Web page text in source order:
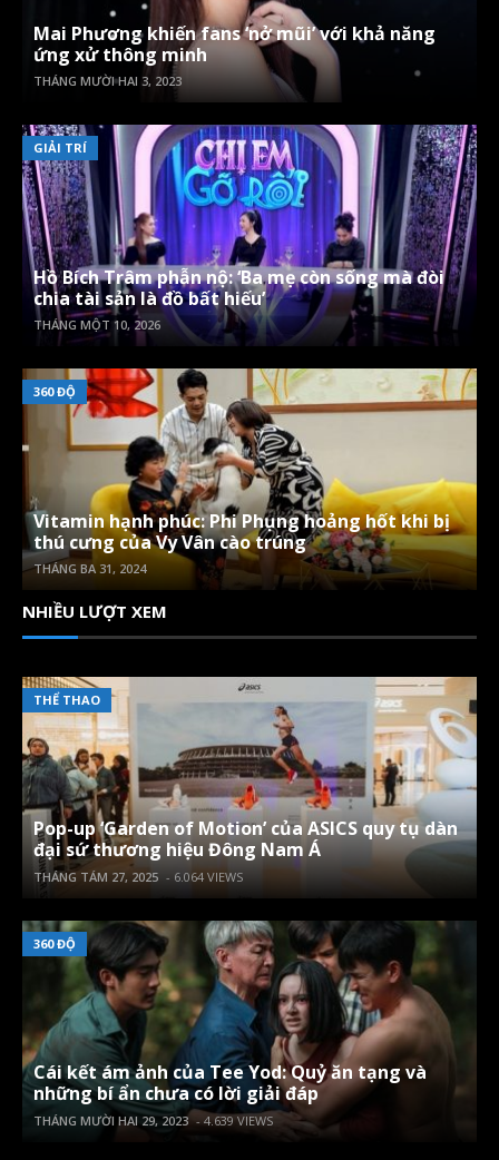
Mai Phương khiến fans ‘nở mũi’ với khả năng
ứng xử thông minh
THÁNG MƯỜI HAI 3, 2023
GIẢI TRÍ
Hồ Bích Trâm phẫn nộ: ‘Ba mẹ còn sống mà đòi
chia tài sản là đồ bất hiếu’
THÁNG MỘT 10, 2026
360 ĐỘ
Vitamin hạnh phúc: Phi Phụng hoảng hốt khi bị
thú cưng của Vy Vân cào trúng
THÁNG BA 31, 2024
NHIỀU LƯỢT XEM
THỂ THAO
Pop-up ‘Garden of Motion’ của ASICS quy tụ dàn
đại sứ thương hiệu Đông Nam Á
THÁNG TÁM 27, 2025 - 6.064 VIEWS
360 ĐỘ
Cái kết ám ảnh của Tee Yod: Quỷ ăn tạng và
những bí ẩn chưa có lời giải đáp
THÁNG MƯỜI HAI 29, 2023 - 4.639 VIEWS